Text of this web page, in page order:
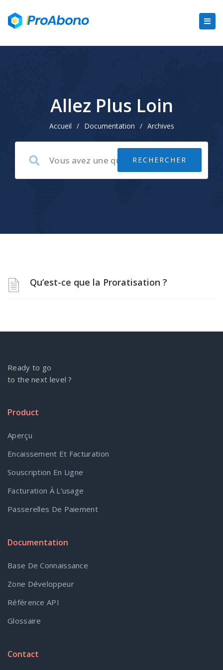
Allez Plus Loin
Accueil / Documentation / Archives
Qu’est-ce que la Proratisation ?
Ready to go
to the next level ?
Product
Aperçu
Encaissement Et Facturation
Souscription En Ligne
Facturation À L’usage
Passerelles De Paiement
Documentation
Base De Connaissance
Zone Développeur
Référence API
Glossaire
Contact